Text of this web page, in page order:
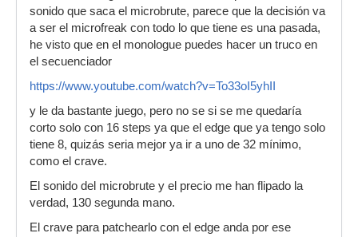
sonido que saca el microbrute, parece que la decisión va
a ser el microfreak con todo lo que tiene es una pasada,
he visto que en el monologue puedes hacer un truco en
el secuenciador
https://www.youtube.com/watch?v=To33oI5yhII
y le da bastante juego, pero no se si se me quedaría
corto solo con 16 steps ya que el edge que ya tengo solo
tiene 8, quizás seria mejor ya ir a uno de 32 mínimo,
como el crave.
El sonido del microbrute y el precio me han flipado la
verdad, 130 segunda mano.
El crave para patchearlo con el edge anda por ese